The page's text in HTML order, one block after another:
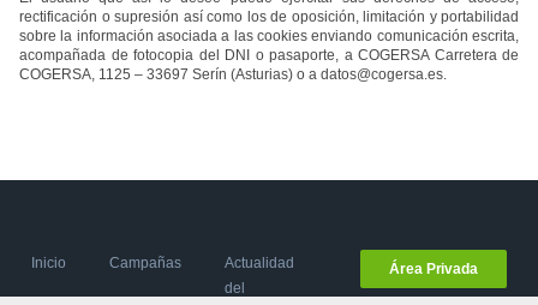
rectificación o supresión así como los de oposición, limitación y portabilidad
sobre la información asociada a las cookies enviando comunicación escrita,
acompañada de fotocopia del DNI o pasaporte, a COGERSA Carretera de
COGERSA, 1125 – 33697 Serín (Asturias) o a datos@cogersa.es.
Inicio Campañas
Actualidad
del
Área Privada